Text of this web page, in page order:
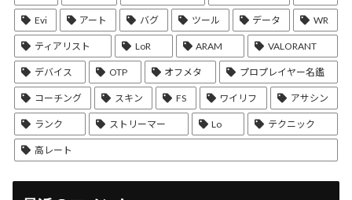
Evi アート バグ ツール データ WR
ティアリスト LoR ARAM VALORANT
デバイス OTP オフメタ プロプレイヤー名鑑
コーチング スキン FS ワイリフ アサシン
ランク ストリーマー Lo テクニック
高レート